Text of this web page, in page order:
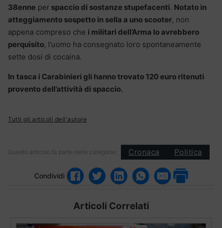
38enne per spaccio di sostanze stupefacenti. Notato in
atteggiamento sospetto in sella a uno scooter, non
appena compreso che i militari dell’Arma lo avrebbero
perquisito, l’uomo ha consegnato loro spontaneamente
sette dosi di cocaina.
In tasca i Carabinieri gli hanno trovato 120 euro ritenuti
provento dell’attività di spaccio.
Tutti gli articoli dell'autore
Questo articolo fa parte delle categorie: Cronaca Politica
Condividi
Articoli Correlati